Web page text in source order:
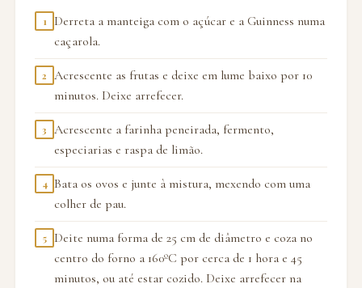
1
Derreta a manteiga com o açúcar e a Guinness numa
caçarola.
2
Acrescente as frutas e deixe em lume baixo por 10
minutos. Deixe arrefecer.
3
Acrescente a farinha peneirada, fermento,
especiarias e raspa de limão.
4 Bata os ovos e junte à mistura, mexendo com uma
colher de pau.
5
Deite numa forma de 25 cm de diâmetro e coza no
centro do forno a 160ºC por cerca de 1 hora e 45
minutos, ou até estar cozido. Deixe arrefecer na